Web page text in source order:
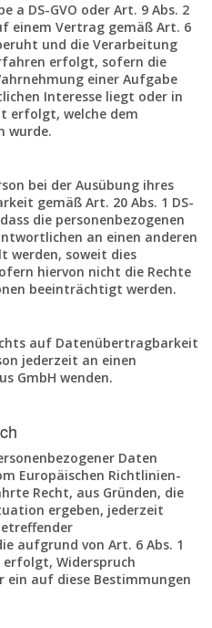
a DS-GVO oder Art. 9 Abs. 2
einem Vertrag gemäß Art. 6
und die Verarbeitung
erfolgt, sofern die
einer Aufgabe
Interesse liegt oder in
erfolgt, welche dem
wurde.
bei der Ausübung ihres
gemäß Art. 20 Abs. 1 DS-
die personenbezogenen
an einen anderen
werden, soweit dies
hiervon nicht die Rechte
beeinträchtigt werden.
auf Datenübertragbarkeit
jederzeit an einen
GmbH wenden.
Daten
Europäischen Richtlinien-
Recht, aus Gründen, die
ergeben, jederzeit
aufgrund von Art. 6 Abs. 1
erfolgt, Widerspruch
ein auf diese Bestimmungen